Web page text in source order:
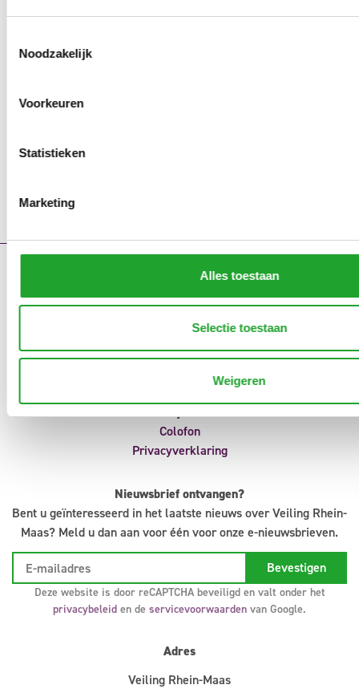
Noodzakelijk
Voorkeuren
Statistieken
Marketing
Alles toestaan
Selectie toestaan
Weigeren
Storingsmeldingen
Aanvoermeldingen
Klokvoorverkoop
Veilingreglement
Colofon
Privacyverklaring
Nieuwsbrief ontvangen?
Bent u geïnteresseerd in het laatste nieuws over Veiling Rhein-
Maas? Meld u dan aan voor één voor onze e-nieuwsbrieven.
Deze website is door reCAPTCHA beveiligd en valt onder het
privacybeleid en de servicevoorwaarden van Google.
Adres
Veiling Rhein-Maas